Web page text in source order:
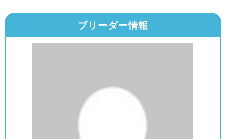
ブリーダー情報